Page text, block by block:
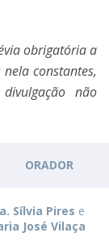
obrigatóriaa
constantes,
não
ORADOR
Sílvia Pires e
José Vilaça